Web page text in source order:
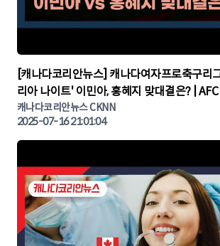
▶
[캐나다코리안뉴스] 캐나다여자프로축구리
리아 나이트' 이민아, 홍혜지 맞대결은? |
KOREA NIGHT | 캐나다뉴스 | 토론토뉴스
캐나다코리안뉴스 CKNN
2025-07-16 21:01:04